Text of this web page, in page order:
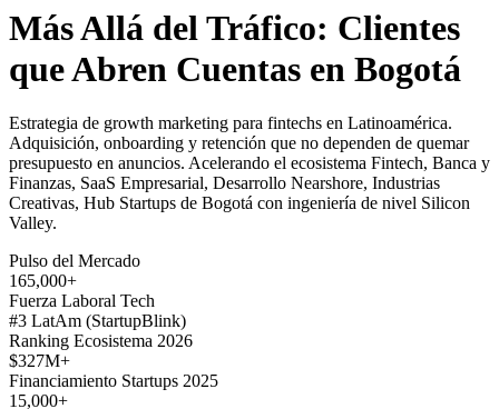
Más Allá del Tráfico: Clientes
que Abren Cuentas en Bogotá
Estrategia de growth marketing para fintechs en Latinoamérica.
Adquisición, onboarding y retención que no dependen de quemar
presupuesto en anuncios. Acelerando el ecosistema Fintech, Banca y
Finanzas, SaaS Empresarial, Desarrollo Nearshore, Industrias
Creativas, Hub Startups de Bogotá con ingeniería de nivel Silicon
Valley.
Pulso del Mercado
165,000+
Fuerza Laboral Tech
#3 LatAm (StartupBlink)
Ranking Ecosistema 2026
$327M+
Financiamiento Startups 2025
15,000+